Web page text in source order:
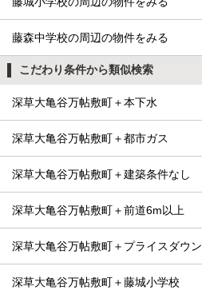
藤森中学校の周辺の物件をみる
こだわり条件から類似検索
深草大亀谷万帖敷町＋本下水
深草大亀谷万帖敷町＋都市ガス
深草大亀谷万帖敷町＋建築条件なし
深草大亀谷万帖敷町＋前道6m以上
深草大亀谷万帖敷町＋プライスダウン
深草大亀谷万帖敷町＋藤城小学校